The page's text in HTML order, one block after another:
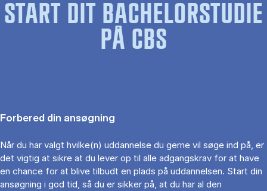
START DIT BACHELORSTUDIE
PÅ CBS
Forbered din ansøgning
Når du har valgt hvilke(n) uddannelse du gerne vil søge ind på, er
det vigtig at sikre at du lever op til alle adgangskrav for at have
en chance for at blive tilbudt en plads på uddannelsen. Start din
ansøgning i god tid, så du er sikker på, at du har al den